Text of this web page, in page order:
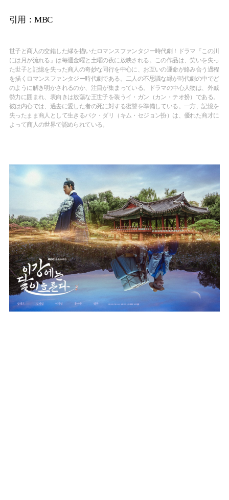
引用：MBC
世子と商人の交錯した縁を描いたロマンスファンタジー時代劇！ドラマ『この川
には月が流れる』は毎週金曜と土曜の夜に放映される。この作品は、笑いを失っ
た世子と記憶を失った商人の奇妙な同行を中心に、お互いの運命が絡み合う過程
を描くロマンスファンタジー時代劇である。二人の不思議な縁が時代劇の中でど
のように解き明かされるのか、注目が集まっている。ドラマの中心人物は、外戚
勢力に囲まれ、表向きは放蕩な王世子を装うイ・ガン（カン・テオ扮）である。
彼は内心では、過去に愛した者の死に対する復讐を準備している。一方、記憶を
失ったまま商人として生きるパク・ダリ（キム・セジョン扮）は、優れた商才に
よって商人の世界で認められている。